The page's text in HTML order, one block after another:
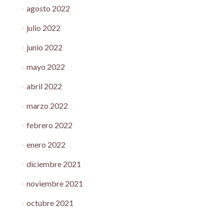
agosto 2022
julio 2022
junio 2022
mayo 2022
abril 2022
marzo 2022
febrero 2022
enero 2022
diciembre 2021
noviembre 2021
octubre 2021